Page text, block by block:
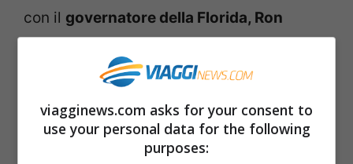
con il governatore della Florida, Ron
piena solidarietà e appoggio alle decisioni
I costi e le problematiche del
viagginews.com asks for your consent to
use your personal data for the following
purposes: